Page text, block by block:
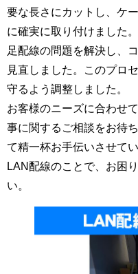
要な長さにカットし、ケ
に確実に取り付けました
足配線の問題を解決し、
見直しました。このプロ
守るよう調整しました。
お客様のニーズに合わせ
事に関するご相談をお待
て精一杯お手伝いさせて
LAN配線のことで、お困
い。